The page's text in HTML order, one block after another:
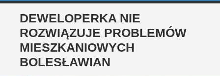
PRZESKOCZ
TREŚCI
DEWELOPERKA NIE
ROZWIĄZUJE PROBLEMÓW
MIESZKANIOWYCH
BOLESŁAWIAN